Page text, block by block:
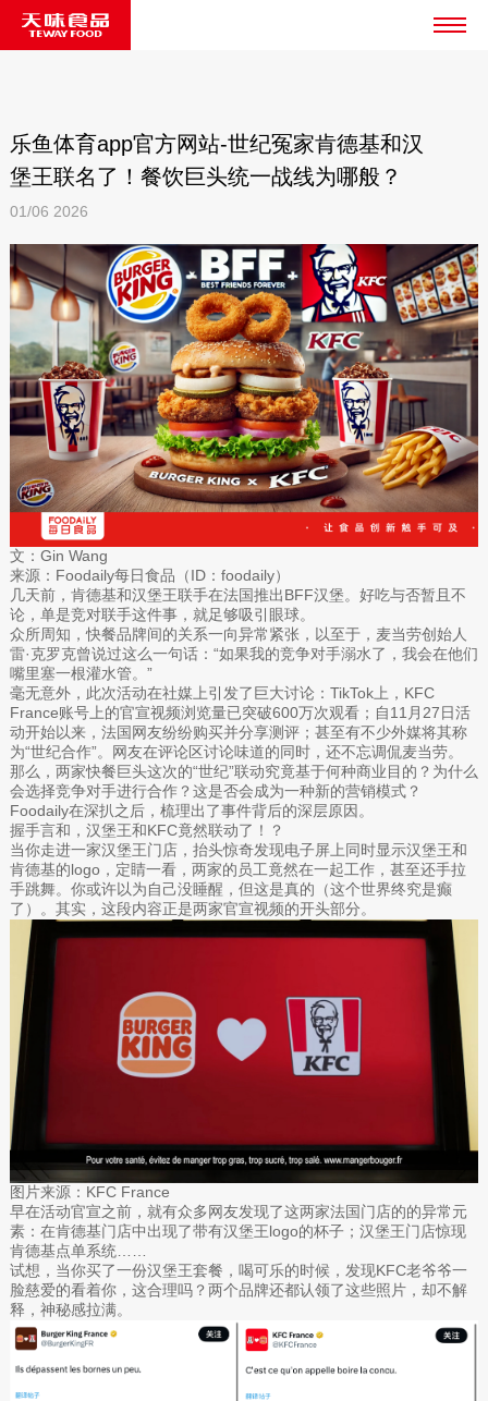
乐鱼体育app官方网站-世纪冤家肯德基和汉
堡王联名了！餐饮巨头统一战线为哪般？
01/06 2026
文：Gin Wang
来源：Foodaily每日食品（ID：foodaily）
几天前，肯德基和汉堡王联手在法国推出BFF汉堡。好吃与否暂且不
论，单是竞对联手这件事，就足够吸引眼球。
众所周知，快餐品牌间的关系一向异常紧张，以至于，麦当劳创始人
雷·克罗克曾说过这么一句话：“如果我的竞争对手溺水了，我会在他们
嘴里塞一根灌水管。”
毫无意外，此次活动在社媒上引发了巨大讨论：TikTok上，KFC
France账号上的官宣视频浏览量已突破600万次观看；自11月27日活
动开始以来，法国网友纷纷购买并分享测评；甚至有不少外媒将其称
为“世纪合作”。网友在评论区讨论味道的同时，还不忘调侃麦当劳。
那么，两家快餐巨头这次的“世纪”联动究竟基于何种商业目的？为什么
会选择竞争对手进行合作？这是否会成为一种新的营销模式？
Foodaily在深扒之后，梳理出了事件背后的深层原因。
握手言和，汉堡王和KFC竟然联动了！？
当你走进一家汉堡王门店，抬头惊奇发现电子屏上同时显示汉堡王和
肯德基的logo，定睛一看，两家的员工竟然在一起工作，甚至还手拉
手跳舞。你或许以为自己没睡醒，但这是真的（这个世界终究是癫
了）。其实，这段内容正是两家官宣视频的开头部分。
图片来源：KFC France
早在活动官宣之前，就有众多网友发现了这两家法国门店的的异常元
素：在肯德基门店中出现了带有汉堡王logo的杯子；汉堡王门店惊现
肯德基点单系统……
试想，当你买了一份汉堡王套餐，喝可乐的时候，发现KFC老爷爷一
脸慈爱的看着你，这合理吗？两个品牌还都认领了这些照片，却不解
释，神秘感拉满。